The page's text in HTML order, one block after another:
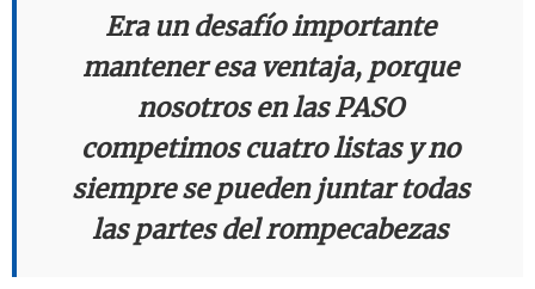
Era un desafío importante
mantener esa ventaja, porque
nosotros en las PASO
competimos cuatro listas y no
siempre se pueden juntar todas
las partes del rompecabezas
Mundial 2026
Cadena 3